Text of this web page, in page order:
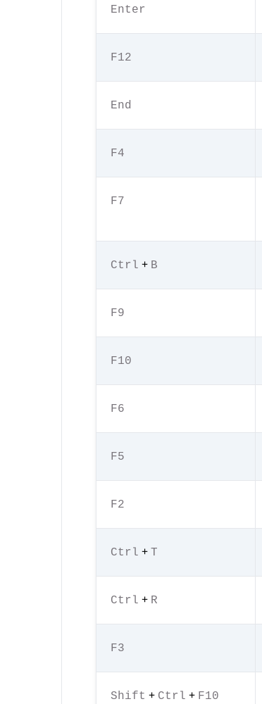
Enter
F12
End
F4
F7
Ctrl + B
F9
F10
F6
F5
F2
Ctrl + T
Ctrl + R
F3
Shift + Ctrl + F10